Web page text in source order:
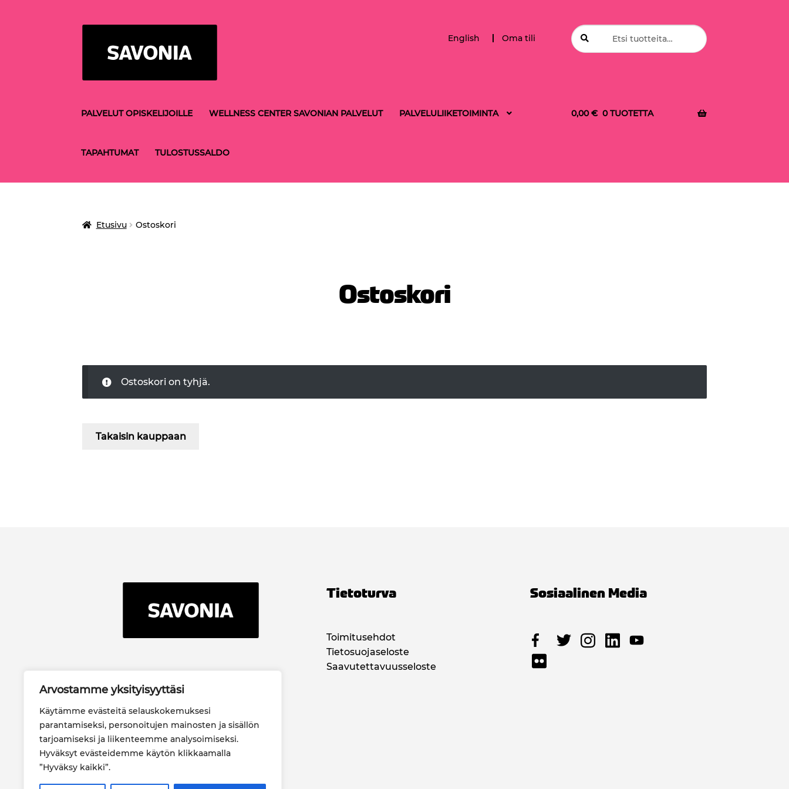
Arvostamme yksityisyyttäsi
Käytämme evästeitä selauskokemuksesi
parantamiseksi, personoitujen mainosten ja sisällön
tarjoamiseksi ja liikenteemme analysoimiseksi.
Hyväksyt evästeidemme käytön klikkaamalla
”Hyväksy kaikki”.
navigointiin
sisältöön
English Oma tili
Etsi:
Haku
PALVELUT OPISKELIJOILLE WELLNESS CENTER SAVONIAN PALVELUT PALVELULIIKETOIMINTA
TAPAHTUMAT TULOSTUSSALDO
0,00€ 0 TUOTETTA
Etusivu Ostoskori
Ostoskori
Ostoskori on tyhjä.
Takaisin kauppaan
ammattikorkeakoulu oy
PL 6 (Microkatu 1), 70201
KUOPIO
044 785 7006
savonia(at)savonia.fi
Tietoturva
Toimitusehdot
Tietosuojaseloste
Saavutettavuusseloste
Sosiaalinen Media